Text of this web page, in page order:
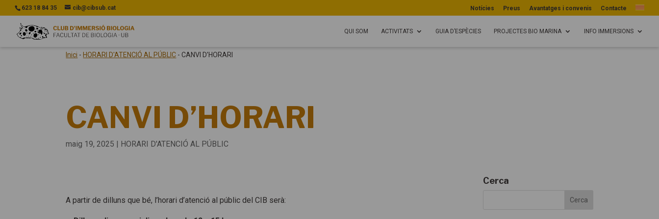
623 18 84 35 cib@cibsub.cat Notícies Preus Avantatges i convenis Contacte
QUI SOM ACTIVITATS GUIA D’ESPÈCIES PROJECTES BIO MARINA INFO IMMERSIONS
Inici - HORARI D'ATENCIÓ AL PÚBLIC -CANVI D’HORARI
CANVI D’HORARI
maig 19, 2025 | HORARI D'ATENCIÓ AL PÚBLIC
A partir de dilluns que bé, l’horari d’atenció al públic del CIB serà:
Cerca